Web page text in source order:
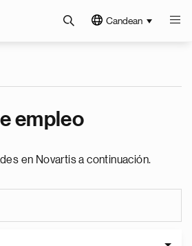
Candean
empleo
en Novartis a continuación.